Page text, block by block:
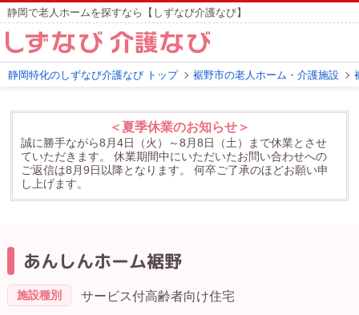
静岡で老人ホームを探すなら【しずなび介護なび】
静岡特化のしずなび介護なび トップ 裾野市の老人ホーム・介護施設
＜夏季休業のお知らせ＞
誠に勝手ながら8月4日（火）～8月8日（土）まで休業とさせ
ていただきます。
休業期間中にいただいたお問い合わせへの
ご返信は8月9日以降となります。
何卒ご了承のほどお願い申
し上げます。
あんしんホーム裾野
施設種別 サービス付高齢者向け住宅